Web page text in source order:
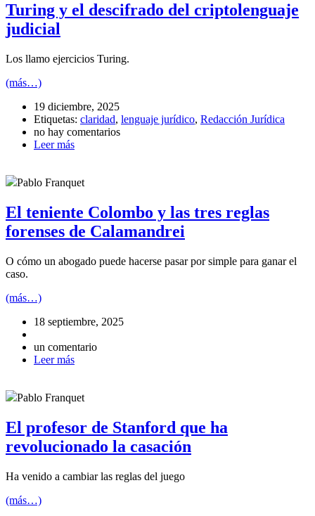
Turing y el descifrado del criptolenguaje
judicial
Los llamo ejercicios Turing.
(más…)
19 diciembre, 2025
Etiquetas: claridad, lenguaje jurídico, Redacción Jurídica
no hay comentarios
Leer más
Pablo Franquet
El teniente Colombo y las tres reglas
forenses de Calamandrei
O cómo un abogado puede hacerse pasar por simple para ganar el
caso.
(más…)
18 septiembre, 2025
un comentario
Leer más
Pablo Franquet
El profesor de Stanford que ha
revolucionado la casación
Ha venido a cambiar las reglas del juego
(más…)